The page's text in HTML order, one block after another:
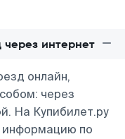
интернет
онлайн,
через
На Купибилет.ру
информацию по